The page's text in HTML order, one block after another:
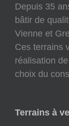
Depuis 35
bâtir de
Vienne et
Ces terrains
réalisation
choix du
Terrains à